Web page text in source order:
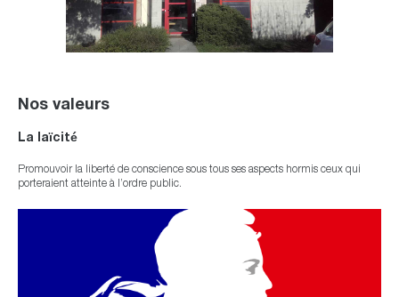
Nos valeurs
La laïcité
Promouvoir la liberté de conscience sous tous ses aspects hormis ceux qui
porteraient atteinte à l’ordre public.